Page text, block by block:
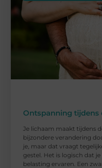
Ontspanning tijdens
Je lichaam maakt tijdens
bijzondere verandering
je, maar dat vraagt
gestel. Het is logisch dat
belasting ervaren. Een